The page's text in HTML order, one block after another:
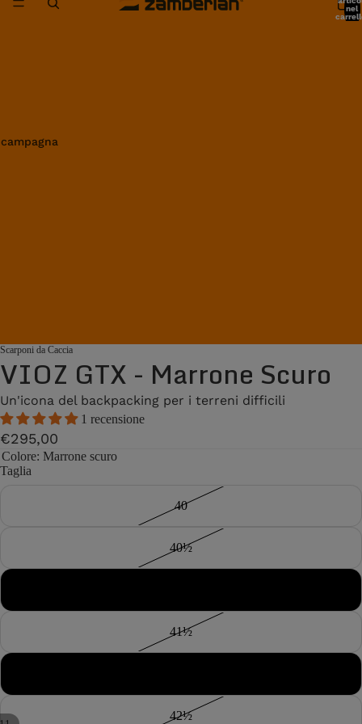
nel
Scarponi da Caccia
VIOZ GTX - Marrone Scuro
Un'icona del backpacking per i terreni difficili
1 recensione
€295,00
Colore: Marrone scuro
Taglia
40
40½
41½
42½